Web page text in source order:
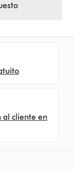
al cliente en